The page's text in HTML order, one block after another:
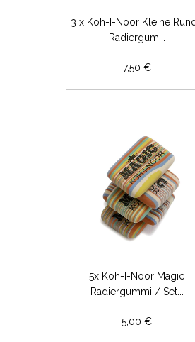
3 x Koh-I-Noor Kleine
Radiergum...
7,50 €
5x Koh-I-Noor Magic
Radiergummi / Set...
5,00 €